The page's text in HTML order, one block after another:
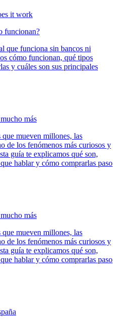
funcionan?
que funciona sin bancos ni
cómo funcionan, qué tipos
y cuáles son sus principales
más
mueven millones, las
de los fenómenos más curiosos y
guía te explicamos qué son,
hablar y cómo comprarlas paso
más
mueven millones, las
de los fenómenos más curiosos y
guía te explicamos qué son,
hablar y cómo comprarlas paso